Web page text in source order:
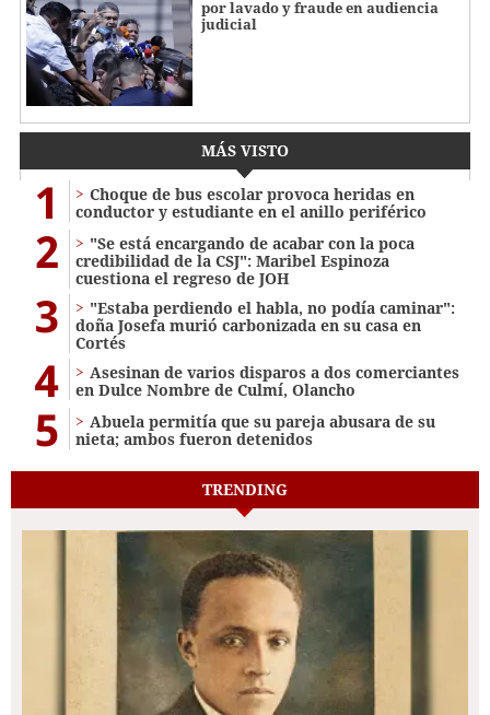
por lavado y fraude en audiencia
judicial
MÁS VISTO
1
Choque de bus escolar provoca heridas en
conductor y estudiante en el anillo periférico
2
"Se está encargando de acabar con la poca
credibilidad de la CSJ": Maribel Espinoza
cuestiona el regreso de JOH
3
"Estaba perdiendo el habla, no podía caminar":
doña Josefa murió carbonizada en su casa en
Cortés
4
Asesinan de varios disparos a dos comerciantes
en Dulce Nombre de Culmí, Olancho
5
Abuela permitía que su pareja abusara de su
nieta; ambos fueron detenidos
TRENDING